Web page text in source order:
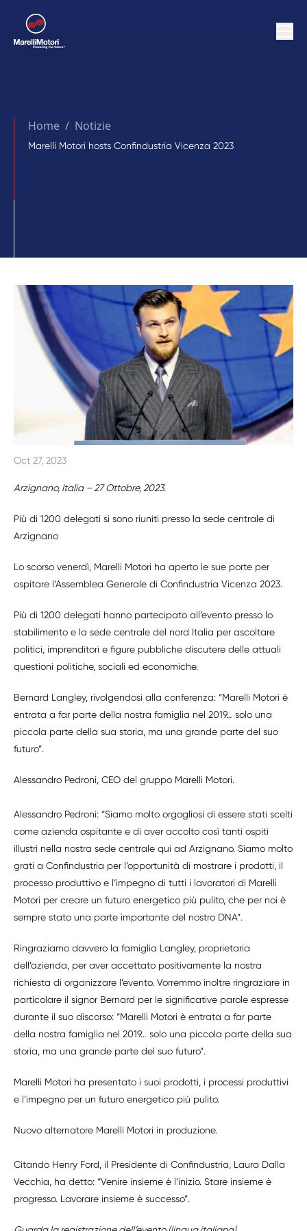
Home / Notizie
Marelli Motori hosts Confindustria Vicenza 2023
Oct 27, 2023
Arzignano, Italia – 27 Ottobre, 2023.
Più di 1200 delegati si sono riuniti presso la sede centrale di
Arzignano
Lo scorso venerdì, Marelli Motori ha aperto le sue porte per
ospitare l’Assemblea Generale di Confindustria Vicenza 2023.
Più di 1200 delegati hanno partecipato all’evento presso lo
stabilimento e la sede centrale del nord Italia per ascoltare
politici, imprenditori e figure pubbliche discutere delle attuali
questioni politiche, sociali ed economiche.
Bernard Langley, rivolgendosi alla conferenza: “Marelli Motori è
entrata a far parte della nostra famiglia nel 2019… solo una
piccola parte della sua storia, ma una grande parte del suo
futuro”.
Alessandro Pedroni, CEO del gruppo Marelli Motori.
Alessandro Pedroni: “Siamo molto orgogliosi di essere stati scelti
come azienda ospitante e di aver accolto così tanti ospiti
illustri nella nostra sede centrale qui ad Arzignano. Siamo molto
grati a Confindustria per l’opportunità di mostrare i prodotti, il
processo produttivo e l’impegno di tutti i lavoratori di Marelli
Motori per creare un futuro energetico più pulito, che per noi è
sempre stato una parte importante del nostro DNA”.
Ringraziamo davvero la famiglia Langley, proprietaria
dell’azienda, per aver accettato positivamente la nostra
richiesta di organizzare l’evento. Vorremmo inoltre ringraziare in
particolare il signor Bernard per le significative parole espresse
durante il suo discorso: “Marelli Motori è entrata a far parte
della nostra famiglia nel 2019… solo una piccola parte della sua
storia, ma una grande parte del suo futuro”.
Marelli Motori ha presentato i suoi prodotti, i processi produttivi
e l’impegno per un futuro energetico più pulito.
Nuovo alternatore Marelli Motori in produzione.
Citando Henry Ford, il Presidente di Confindustria, Laura Dalla
Vecchia, ha detto: “Venire insieme è l’inizio. Stare insieme è
progresso. Lavorare insieme è successo”.